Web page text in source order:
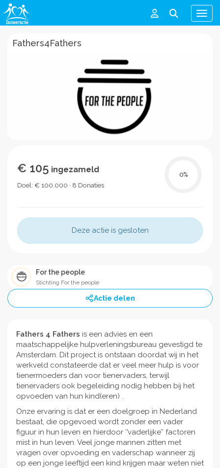
Menu
Fathers4Fathers
€ 105 ingezameld
Doel: € 100.000 · 8 Donaties
0%
Deze actie is gesloten
For the people
Stichting For the people
Actie delen
Fathers 4 Fathers is een advies en een
maatschappelijke hulpverleningsbureau gevestigd te
Amsterdam. Dit project is ontstaan doordat wij in het
werkveld constateerde dat er veel meer hulp is voor
tienermoeders dan voor tienervaders, terwijl
tienervaders ook begeleiding nodig hebben bij het
opvoeden van hun kind(eren) .
Onze ervaring is dat er een doelgroep in Nederland
bestaat, die opgevoed wordt zonder een vader
figuur in hun leven en hierdoor ‘’vaderlijke’’ factoren
mist in hun leven. Veel jonge mannen zitten met
vragen over opvoeding en vaderschap wanneer zij
op een jonge leeftijd een kind krijgen maar weten niet